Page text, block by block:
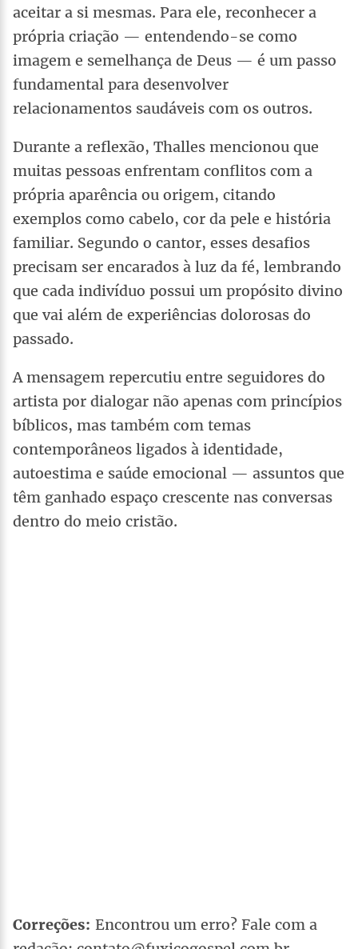
aceitar a si mesmas. Para ele, reconhecer a
própria criação — entendendo-se como
imagem e semelhança de Deus — é um passo
fundamental para desenvolver
relacionamentos saudáveis com os outros.
Durante a reflexão, Thalles mencionou que
muitas pessoas enfrentam conflitos com a
própria aparência ou origem, citando
exemplos como cabelo, cor da pele e história
familiar. Segundo o cantor, esses desafios
precisam ser encarados à luz da fé, lembrando
que cada indivíduo possui um propósito divino
que vai além de experiências dolorosas do
passado.
A mensagem repercutiu entre seguidores do
artista por dialogar não apenas com princípios
bíblicos, mas também com temas
contemporâneos ligados à identidade,
autoestima e saúde emocional — assuntos que
têm ganhado espaço crescente nas conversas
dentro do meio cristão.
Correções: Encontrou um erro? Fale com a